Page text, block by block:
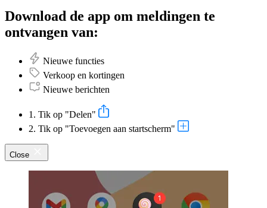
Download de app om meldingen te
ontvangen van:
Nieuwe functies
Verkoop en kortingen
Nieuwe berichten
1. Tik op "Delen"
2. Tik op "Toevoegen aan startscherm"
Close